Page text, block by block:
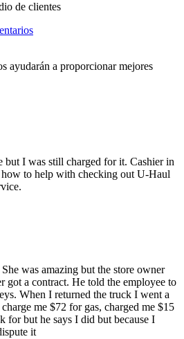
de clientes
ayudarán a proporcionar mejores
I was still charged for it. Cashier in
to help with checking out U-Haul
was amazing but the store owner
got a contract. He told the employee to
When I returned the truck I went a
me $72 for gas, charged me $15
for but he says I did but because I
it